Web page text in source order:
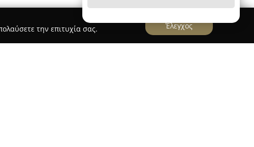
την επιτυχία σας.
Έλεγχος